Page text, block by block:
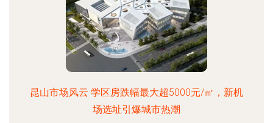
昆山市场风云 学区房跌幅最大超5000元/㎡，新机
场选址引爆城市热潮